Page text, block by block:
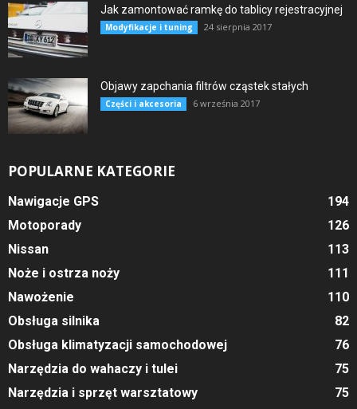
Jak zamontować ramkę do tablicy rejestracyjnej
Modyfikacje i tuning 24 sierpnia 2017
Objawy zapchania filtrów cząstek stałych
Części i akcesoria 6 września 2017
POPULARNE KATEGORIE
Nawigacje GPS
194
Motoporady
126
Nissan
113
Noże i ostrza noży
111
Nawożenie
110
Obsługa silnika
82
Obsługa klimatyzacji samochodowej
76
Narzędzia do wahaczy i tulei
75
Narzędzia i sprzęt warsztatowy
75